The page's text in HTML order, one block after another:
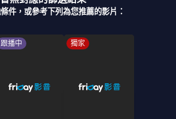
件，或參考下列為您推薦的影片：
跟播中 獨家